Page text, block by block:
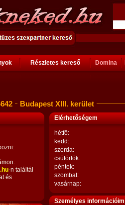
Részletes kereső Domina
Budapest XIII. kerület
-n találtál
és
Elérhetőségem
hétfő:
kedd:
szerda:
csütörtök:
péntek:
szombat:
vasárnap:
Személyes információim